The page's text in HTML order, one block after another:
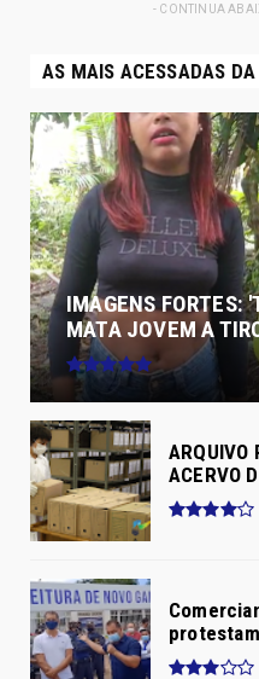
- CONTINUA
AS MAIS ACESSADAS
IMAGENS FORTES:
MATA JOVEM A
ARQUIVO
ACERVO